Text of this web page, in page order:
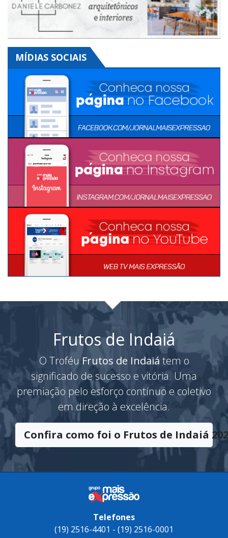
MÍDIAS SOCIAIS
Frutos de Indaiá
O TroféuFrutos de Indaiátem o
significado de sucesso e vitória. Uma
premiação pelo esforço contínuo e coletivo
em direção à excelência.